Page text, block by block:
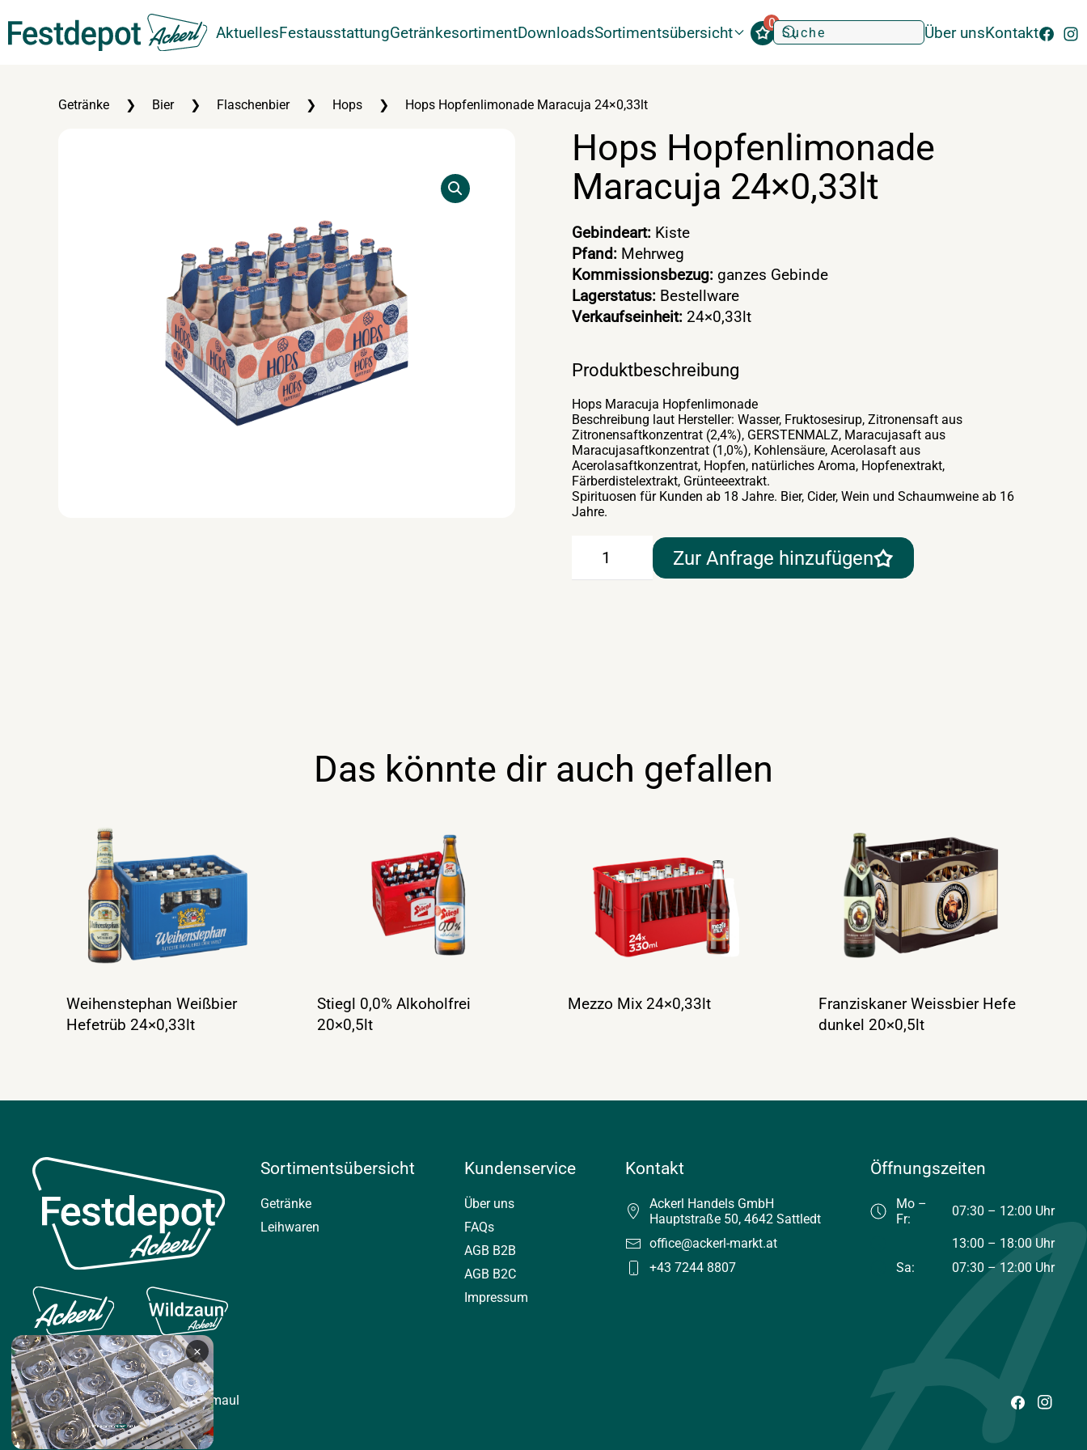
Zum Hauptinhalt springen AktuellesFestausstattungGetränkesortimentDownloadsSortimentsübersicht
0
Über unsKontakt
Getränke Bier Flaschenbier Hops Hops Hopfenlimonade Maracuja 24×0,33lt
Hops Hopfenlimonade
Maracuja 24×0,33lt
Gebindeart: Kiste
Pfand: Mehrweg
Kommissionsbezug: ganzes Gebinde
Lagerstatus: Bestellware
Verkaufseinheit: 24×0,33lt
Produktbeschreibung
Hops Maracuja Hopfenlimonade
Beschreibung laut Hersteller: Wasser, Fruktosesirup, Zitronensaft aus
Zitronensaftkonzentrat (2,4%), GERSTENMALZ, Maracujasaft aus
Maracujasaftkonzentrat (1,0%), Kohlensäure, Acerolasaft aus
Acerolasaftkonzentrat, Hopfen, natürliches Aroma, Hopfenextrakt,
Färberdistelextrakt, Grünteeextrakt.
Spirituosen für Kunden ab 18 Jahre. Bier, Cider, Wein und Schaumweine ab 16
Jahre.
Hopfenlimonade
Zur Anfrage hinzufügen
Das könnte dir auch gefallen
Weihenstephan Weißbier
Hefetrüb 24×0,33lt
Stiegl 0,0% Alkoholfrei
20×0,5lt
Mezzo Mix 24×0,33lt
Franziskaner Weissbier Hefe
dunkel 20×0,5lt
Sortimentsübersicht
Getränke
Leihwaren
Kundenservice
Über uns
FAQs
AGB B2B
AGB B2C
Impressum
Kontakt
Ackerl Handels GmbH
Hauptstraße 50, 4642 Sattledt
office@ackerl-markt.at
+43 7244 8807
Öffnungszeiten
Mo –
Fr:
07:30 – 12:00 Uhr
13:00 – 18:00 Uhr
Sa:
07:30 – 12:00 Uhr
© 2026 Umgesetzt vonPlappermaul
×